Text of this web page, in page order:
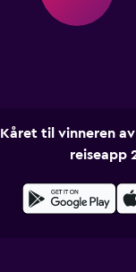
Kåret til vinneren
reiseapp